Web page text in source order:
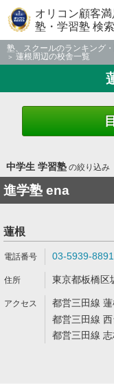
オリコン顧客
塾・学習塾 検索
塾、スクールのランキング
蓮根周辺の校舎一覧
中学生 学習塾の絞り込み
進学塾 ena
蓮根
03-5939-8891
東京都板橋区
都営三田線
都営三田線
都営三田線